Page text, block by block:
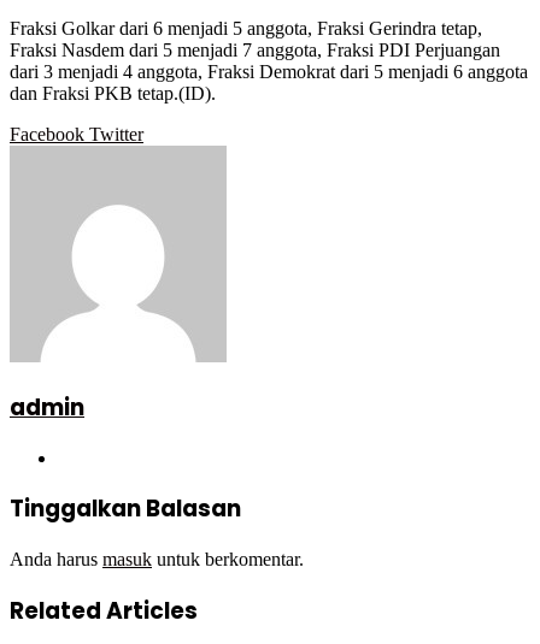
Fraksi Golkar dari 6 menjadi 5 anggota, Fraksi Gerindra tetap,
Fraksi Nasdem dari 5 menjadi 7 anggota, Fraksi PDI Perjuangan
dari 3 menjadi 4 anggota, Fraksi Demokrat dari 5 menjadi 6 anggota
dan Fraksi PKB tetap.(ID).
Facebook TwitterGoogle+
LinkedIn
StumbleUpon
Tumblr
Pinterest
Reddit
VKontakte
WhatsApp
Telegram
Viber
Share
Print
admin
Tinggalkan Balasan
Anda harus masuk untuk berkomentar.
Related Articles